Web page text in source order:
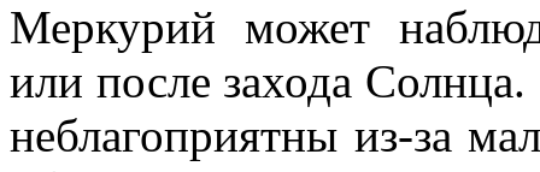
Меркурий может
или после захода
неблагоприятны из-за